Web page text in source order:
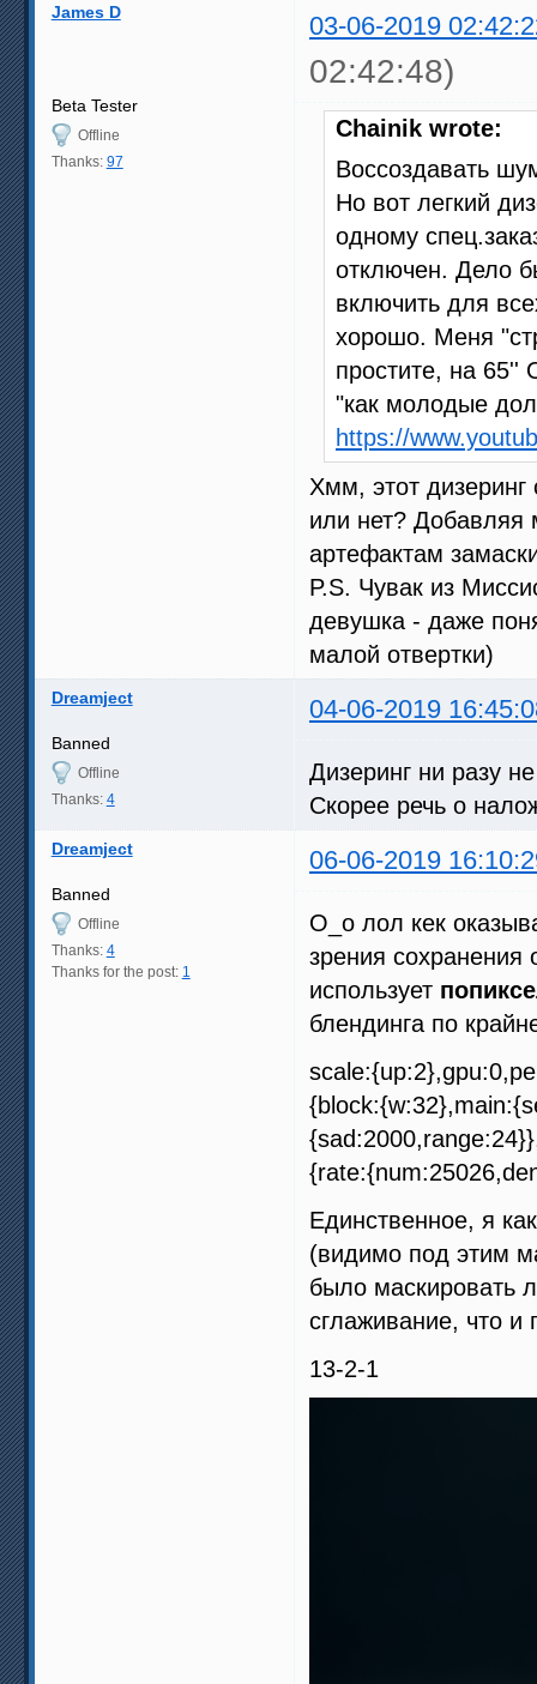
James D 03-06-2019
02:42:48)
Beta Tester
Offline
Thanks: 97
Chainik wrote:
Воссоздавать
Но вот легкий
одному
отключен. Дело
включить для
хорошо. Меня
простите, на 65''
"как молодые
https://
Хмм, этот дизеринг
или нет? Добавляя
артефактам
P.S. Чувак из
девушка - даже
малой отвертки)
Dreamject 04-06-2019
Banned
Offline
Thanks: 4
Дизеринг ни разу
Скорее речь о
Dreamject 06-06-2019
Banned
Offline
Thanks: 4
Thanks for the post: 1
O_o лол кек
зрения сохранения
использует
блендинга по
Единственное, я
(видимо под этим
было маскировать
сглаживание, что и
13-2-1